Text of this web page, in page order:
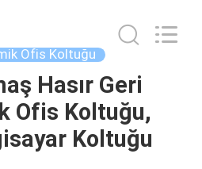
Ofis Koltuğu
Hasır Geri
Ofis Koltuğu,
Koltuğu